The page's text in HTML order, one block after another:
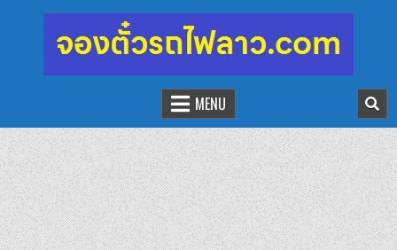
จองตั๋วรถไฟลาว-จีน
นั่งรถไฟเที่ยวประเทศลาว
MENU